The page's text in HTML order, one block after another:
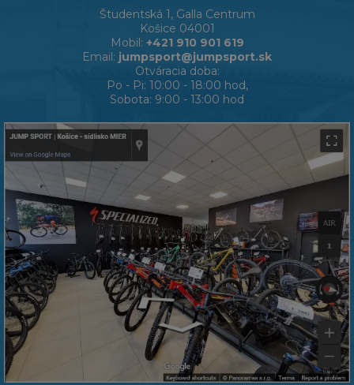
Študentská 1, Galla Centrum
Košice 04001
Mobil: +421 910 901 619
Email: jumpsport@jumpsport.sk
Otváracia doba:
Po - Pi: 10:00 - 18:00 hod,
Sobota: 9:00 - 13:00 hod